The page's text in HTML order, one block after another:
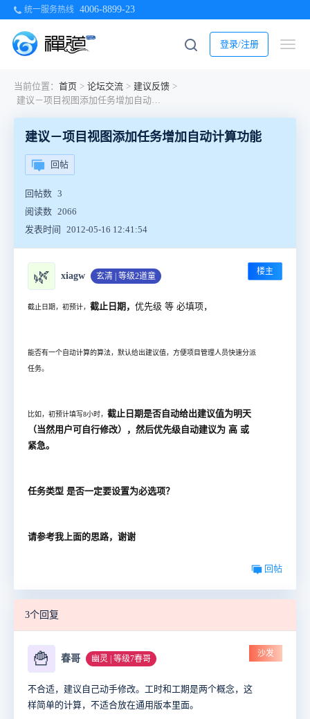
统一服务热线 4006-8899-23
登录/注册
当前位置： 首页 > 论坛交流 > 建议反馈 >
建议－项目视图添加任务增加自动计算功能
建议－项目视图添加任务增加自动计算功能
回帖
回帖数 3
阅读数 2066
发表时间
2012-05-16 12:41:54
🌿 xiagw 玄清 | 等级2道童 楼主
截止日期，初预计， 截止日期， 优先级 等 必填项，
能否有一个自动计算的算法，默认给出建议值，方便项目管理人员快速分派
任务。
比如，初预计填写8小时， 截止日期是否自动给出建议值为明天
（当然用户可自行修改），然后优先级自动建议为 高 或
紧急。
任务类型 是否一定要设置为必选项？
请参考我上面的思路，谢谢
回帖
3个回复
🍟 春哥 幽灵 | 等级7春哥
沙发
不合适，建议自己动手修改。工时和工期是两个概念，这
样简单的计算，不适合放在通用版本里面。